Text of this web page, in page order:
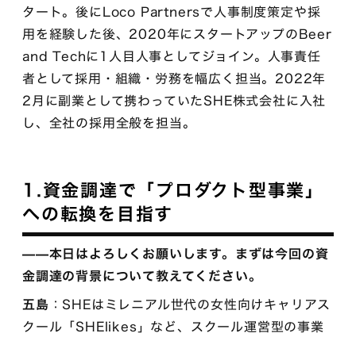
タート。後にLoco Partnersで人事制度策定や採
用を経験した後、2020年にスタートアップのBeer
and Techに1人目人事としてジョイン。人事責任
者として採用・組織・労務を幅広く担当。2022年
2月に副業として携わっていたSHE株式会社に入社
し、全社の採用全般を担当。
1.資金調達で「プロダクト型事業」
への転換を目指す
——本日はよろしくお願いします。まずは今回の資
金調達の背景について教えてください。
五島 ：SHEはミレニアル世代の女性向けキャリアス
クール「SHElikes」など、スクール運営型の事業